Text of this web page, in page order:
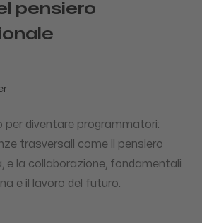
pensiero
per diventare programmatori:
trasversali come il pensiero
e la collaborazione, fondamentali
e il lavoro del futuro.